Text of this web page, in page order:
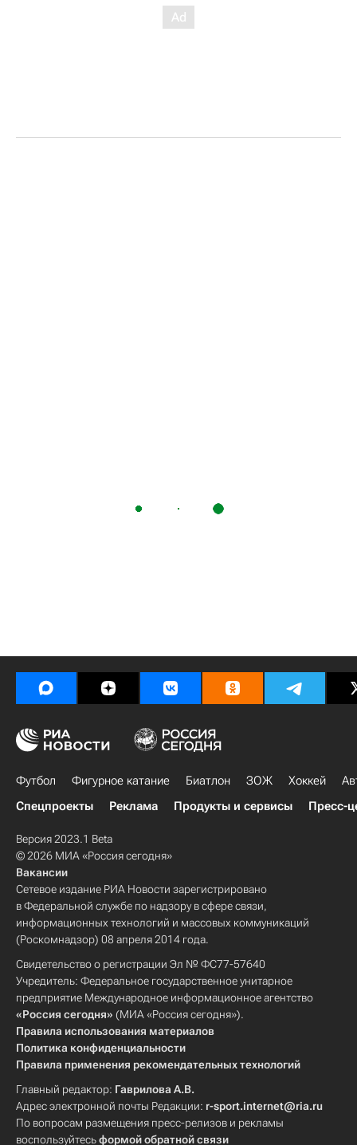
Футбол Фигурное катание Биатлон ЗОЖ Хоккей
Спецпроекты
Реклама Продукты и сервисы Пресс-
Версия 2023.1 Beta
© 2026 МИА «Россия сегодня»
Вакансии
Сетевое издание РИА Новости зарегистрировано
в Федеральной службе по надзору в сфере связи,
информационных технологий и массовых коммуникаций
(Роскомнадзор) 08 апреля 2014 года.
Свидетельство о регистрации Эл № ФС77-57640
Учредитель: Федеральное государственное унитарное
предприятие Международное информационное агентство
«Россия сегодня» (МИА «Россия сегодня»).
Правила использования материалов
Политика конфиденциальности
Правила применения рекомендательных технологий
Главный редактор: Гаврилова А.В.
Адрес электронной почты Редакции: r-sport.internet@ria.ru
По вопросам размещения пресс-релизов и рекламы
воспользуйтесьформой обратной связи